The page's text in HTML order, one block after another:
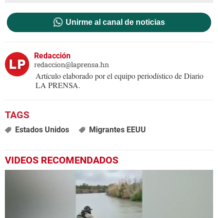
Unirme al canal de noticias
Redacción
redaccion@laprensa.hn
Artículo elaborado por el equipo periodístico de Diario
LA PRENSA.
Estados Unidos Migrantes EEUU
VIDEOS RECOMENDADOS